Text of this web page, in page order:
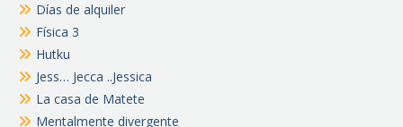
Días de alquiler
Física 3
Hutku
Jess… Jecca ..Jessica
La casa de Matete
Mentalmente divergente